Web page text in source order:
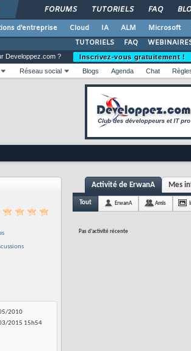
FORUMS TUTORIELS FAQ
d'entreprise Cloud IA ALM Microsoft
TUTORIELS
FAQ
Developpez.com ?
Inscrivez-vous gratuitement !
Réseau social Blogs Agenda Chat
2010
2015 15h54
Activité de ErwanA Mes
Tout ErwanA Amis
Pas d'activité récente